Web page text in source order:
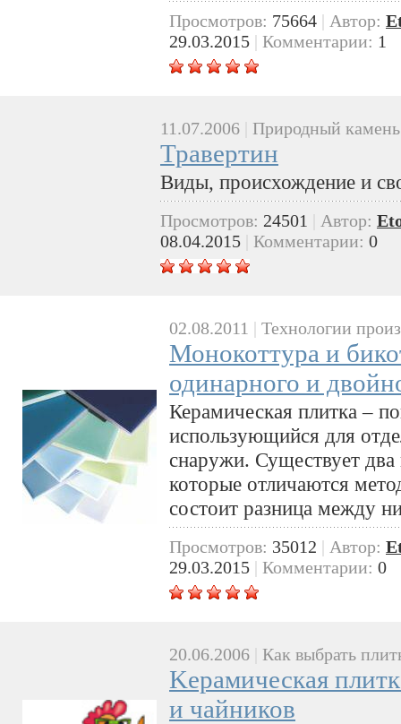
Просмотров: 75664 | Автор:
29.03.2015 | Комментарии: 1
11.07.2006 Природный камень
Травертин
Виды, происхождение и
Просмотров: 24501 Автор:
08.04.2015
Комментарии: 0
02.08.2011 | Технологии
Монокоттура и
одинарного и
Керамическая плитка –
использующийся для
снаружи. Существует два
которые отличаются
состоит разница между
Просмотров: 35012 | Автор:
29.03.2015 | Комментарии: 0
20.06.2006 Как выбрать
Kерамическая
и чайников